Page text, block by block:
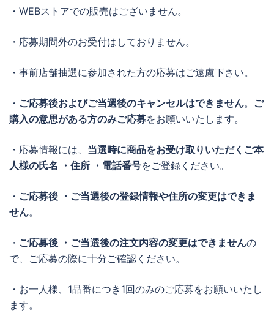
・WEBストアでの販売はございません。
・応募期間外のお受付はしておりません。
・事前店舗抽選に参加された方の応募はご遠慮下さい。
・ ご応募後およびご当選後のキャンセルはできません。 ご
購入の意思がある方のみご応募をお願いいたします。
・応募情報には、 当選時に商品をお受け取りいただくご本
人様の氏名 ・住所 ・電話番号をご登録ください。
・ ご応募後 ・ご当選後の登録情報や住所の変更はできま
せん。
・ ご応募後 ・ご当選後の注文内容の変更はできませんの
で、ご応募の際に十分ご確認ください。
・お一人様、1品番につき1回のみのご応募をお願いいたし
ます。